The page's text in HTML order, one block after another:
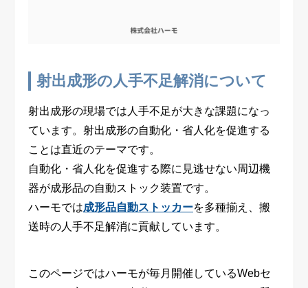
ハーモについて
製品サポート（FAQ）
射出成形の人手不足解消について
射出成形の現場では人手不足が大きな課題になっ
ています。射出成形の自動化・省人化を促進する
ことは直近のテーマです。
自動化・省人化を促進する際に見逃せない周辺機
器が成形品の自動ストック装置です。
ハーモでは成形品自動ストッカーを多種揃え、搬
送時の人手不足解消に貢献しています。
このページではハーモが毎月開催しているWebセ